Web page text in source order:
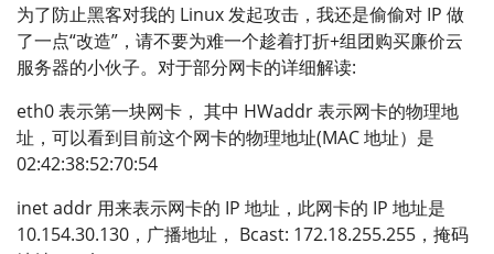
为了防止黑客对我的 Linux 发起攻击，我还是偷偷对 IP 做
了一点“改造”，请不要为难一个趁着打折+组团购买廉价云
服务器的小伙子。对于部分网卡的详细解读:
eth0 表示第一块网卡， 其中 HWaddr 表示网卡的物理地
址，可以看到目前这个网卡的物理地址(MAC 地址）是
02:42:38:52:70:54
inet addr 用来表示网卡的 IP 地址，此网卡的 IP 地址是
10.154.30.130，广播地址， Bcast: 172.18.255.255，掩码